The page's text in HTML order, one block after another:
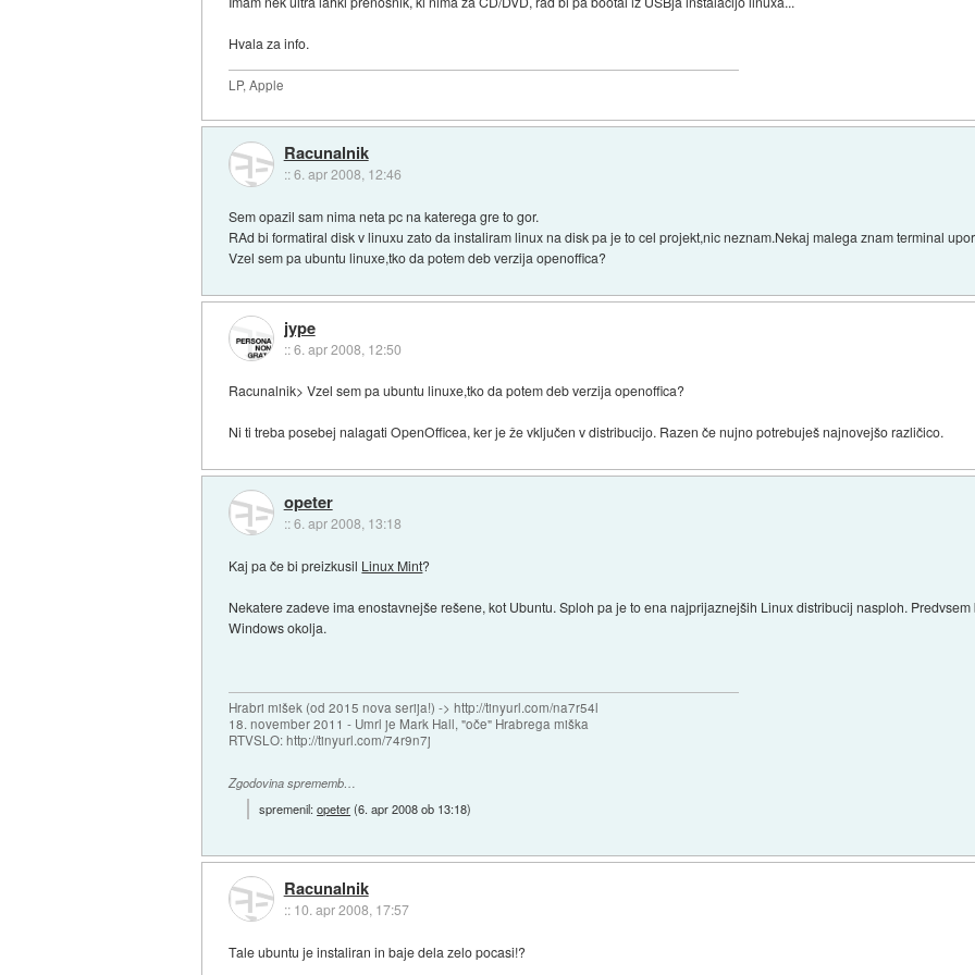
Hvala za info.
LP, Apple
Racunalnik
::6. apr 2008, 12:46
Sem opazil sam nima neta pc na katerega gre to gor.
RAd bi formatiral disk v linuxu zato da instaliram linux na disk pa je to cel projekt,nic neznam.Nekaj malega znam terminal
Vzel sem pa ubuntu linuxe,tko da potem deb verzija openoffica?
jype
::6. apr 2008, 12:50
Racunalnik> Vzel sem pa ubuntu linuxe,tko da potem deb verzija openoffica?
Ni ti treba posebej nalagati OpenOfficea, ker je že vključen v distribucijo. Razen če nujno potrebuješ najnovejšo različico.
opeter
::6. apr 2008, 13:18
Kaj pa če bi preizkusil Linux Mint?
Nekatere zadeve ima enostavnejše rešene, kot Ubuntu. Sploh pa je to ena najprijaznejših Linux distribucij nasploh.
Windows okolja.
Hrabri mišek (od 2015 nova serija!) -> http://tinyurl.com/na7r54l
18. november 2011 - Umrl je Mark Hall, "oče" Hrabrega miška
RTVSLO: http://tinyurl.com/74r9n7j
Zgodovina sprememb…
spremenil:opeter(6. apr 2008 ob 13:18)
Racunalnik
:: 10. apr 2008, 17:57
Tale ubuntu je instaliran in baje dela zelo pocasi!?